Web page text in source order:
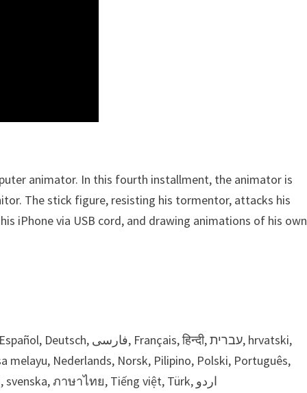
animator. In this fourth installment, the animator is
The stick figure, resisting his tormentor, attacks his
iPhone via USB cord, and drawing animations of his own
melayu, Nederlands, Norsk, Pilipino, Polski, Português,
Русский язык, Română, slovenčina, српски (srpski), suomi, svenska, ภาษาไทย, Tiếng việt, Türk, اردو